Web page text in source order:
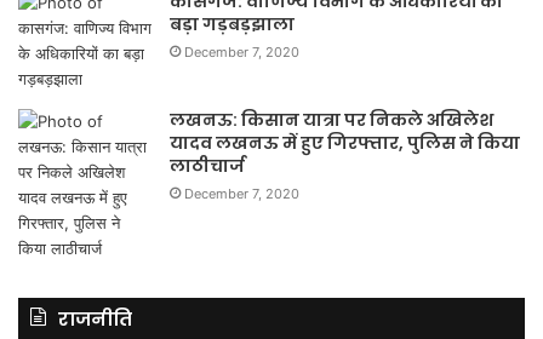
बड़ा गड़बड़झाला
December 7, 2020
लखनऊ: किसान यात्रा पर निकले अखिलेश
यादव लखनऊ में हुए गिरफ्तार, पुलिस ने किया
लाठीचार्ज
December 7, 2020
राजनीति